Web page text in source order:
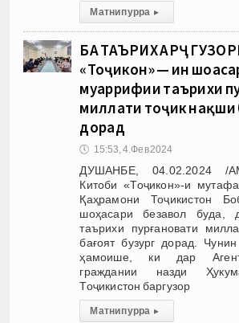
Матни пурра ▸
БА ТАЪРИХ АРҶ
«Тоҷикон» — ин
муаррифии таърихи
миллати тоҷик нақши
дорад
🕔 15:53, 4.Фев 2024
ДУШАНБЕ, 04.02.2024 /
Китоби «Тоҷикон»-и
Қаҳрамони Тоҷикистон
шоҳасари безавол буда,
таърихи пурғановати
бағоят бузург дорад.
ҳамоише, ки дар
граждании назди
Тоҷикистон баргузор
Матни пурра ▸